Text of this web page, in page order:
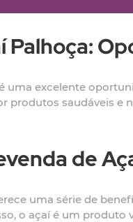
Palhoça:
uma excelente
produtos saudáveis
de
uma série de
o açaí é um produto